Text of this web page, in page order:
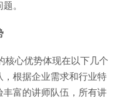
。
核心优势体现在以下几个
根据企业需求和行业特
丰富的讲师队伍，所有讲